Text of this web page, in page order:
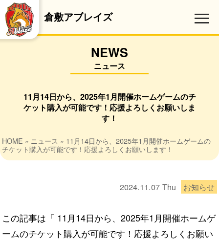
倉敷アブレイズ
NEWS
ニュース
11月14日から、2025年1月開催ホームゲームのチ
ケット購入が可能です！応援よろしくお願いしま
す！
HOME » ニュース » 11月14日から、2025年1月開催ホームゲームの
チケット購入が可能です！応援よろしくお願いします！
2024.11.07 Thu お知らせ
この記事は「 11月14日から、2025年1月開催ホームゲ
ームのチケット購入が可能です！応援よろしくお願い